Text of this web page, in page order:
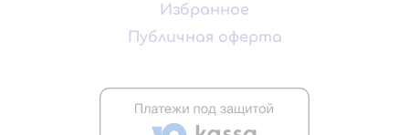
Избранное
Публичная оферта